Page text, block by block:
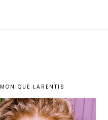
MONIQUE LARENTIS